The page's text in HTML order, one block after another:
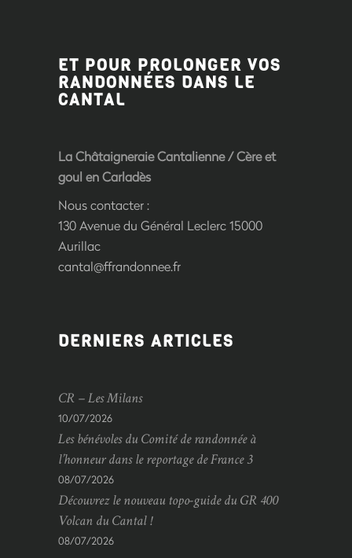
ET POUR PROLONGER VOS
RANDONNÉES DANS LE
CANTAL
La Châtaigneraie Cantalienne/Cère et
goul en Carladès
Nous contacter :
130 Avenue du Général Leclerc 15000
Aurillac
cantal@ffrandonnee.fr
DERNIERS ARTICLES
CR – Les Milans
10/07/2026
Les bénévoles du Comité de randonnée à
l’honneur dans le reportage de France 3
08/07/2026
Découvrez le nouveau topo-guide du GR 400
Volcan du Cantal !
08/07/2026